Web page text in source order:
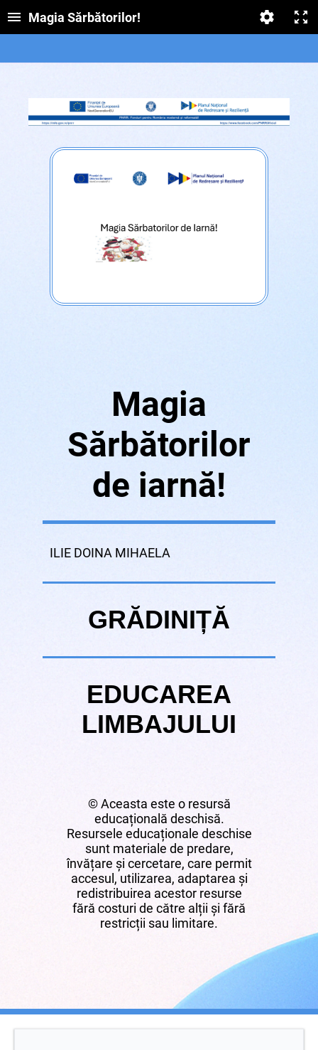
Magia Sărbătorilor!
Magia
Sărbătorilor
de iarnă!
ILIE DOINA MIHAELA
GRĂDINIȚĂ
EDUCAREA
LIMBAJULUI
© Aceasta este o resursă
educațională deschisă.
Resursele educaționale deschise
sunt materiale de predare,
învățare și cercetare, care permit
accesul, utilizarea, adaptarea și
redistribuirea acestor resurse
fără costuri de către alții și fără
restricții sau limitare.